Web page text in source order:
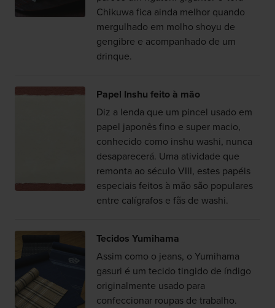
Chikuwa fica ainda melhor quando
mergulhado em molho shoyu de
gengibre e acompanhado de um
drinque.
Papel Inshu feito à mão
Diz a lenda que um pincel usado em
papel japonês fino e super macio,
conhecido como inshu washi, nunca
desaparecerá. Uma atividade que
remonta ao século VIII, estes papéis
especiais feitos à mão são populares
entre calígrafos e fãs de washi.
Tecidos Yumihama
Assim como o jeans, o Yumihama
gasuri é um tecido tingido de índigo
originalmente usado para
confeccionar roupas de trabalho.